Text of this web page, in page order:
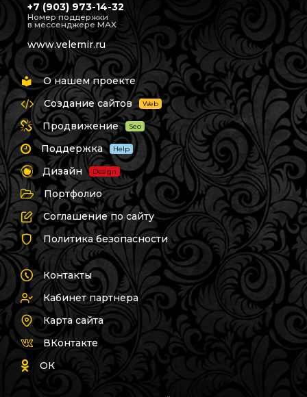
+7 (903) 973-14-32
Номер поддержки
в мессенджере МАХ
www.velemir.ru
О нашем проекте
Создание сайтов
Web
Продвижение Seo
Поддержка Help
Дизайн Design
Портфолио
Соглашение по сайту
Политика безопасности
Контакты
Кабинет партнера
Карта сайта
ВКонтакте
ОК